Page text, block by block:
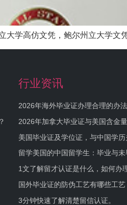
大学高仿文凭，鲍尔州立大学文
行业资讯
2026年海外毕业证办理合理的办
2026年加拿大毕业证与美国含金
美国毕业证及学位证，与中国学历
留学美国的中国留学生：毕业与
1文了解留才认证是什么，如何办
国外毕业证的防伪工艺有哪些工艺
3分钟快速了解清楚留信认证。